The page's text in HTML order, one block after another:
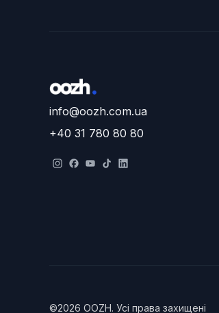
info@oozh.com.ua
+40 31 780 80 80
©2026 OOZH. Усі права захищені